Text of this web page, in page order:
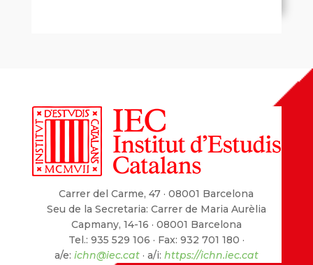
Carrer del Carme, 47 · 08001 Barcelona
Seu de la Secretaria: Carrer de Maria Aurèlia
Capmany, 14-16 · 08001 Barcelona
Tel.: 935 529 106 · Fax: 932 701 180 ·
a/e: ichn@iec.cat· a/i: https://ichn.iec.cat